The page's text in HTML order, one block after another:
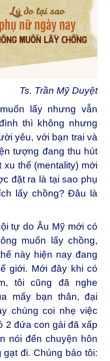
Ts. Trần Mỹ Duyệt
lấy nhưng vẫn
thì không nhưng
yêu, với bạn trai và
tượng đang thu hút
thế (mentality) mới
đặt ra là tại sao phụ
lấy chồng? Đâu là
tự do Âu Mỹ mới có
muốn lấy chồng,
này hiện nay đang
giới. Mới đây khi có
tôi cũng đã nghe
mấy bạn thân, đại
chúng coi nhẹ việc
2 đứa con gái đã xấp
nói đến chuyện hôn
đi. Chúng bảo tôi: